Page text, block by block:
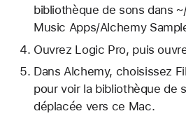
bibliothèque de sons dans
Music Apps/Alchemy
Ouvrez Logic Pro, puis
Dans Alchemy, choisissez
pour voir la bibliothèque de
déplacée vers ce Mac.